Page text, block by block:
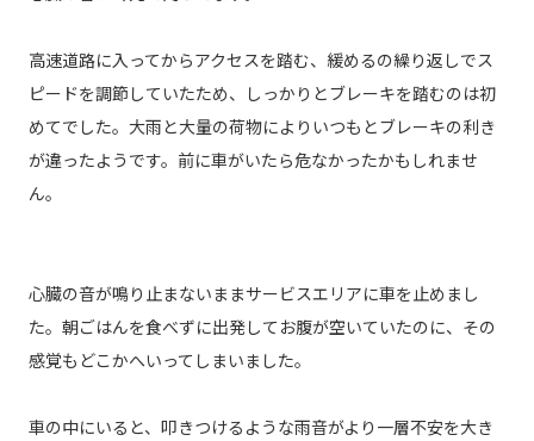
高速道路に入ってからアクセスを踏む、緩めるの繰り返しでス
ピードを調節していたため、しっかりとブレーキを踏むのは初
めてでした。大雨と大量の荷物によりいつもとブレーキの利き
が違ったようです。前に車がいたら危なかったかもしれませ
ん。
心臓の音が鳴り止まないままサービスエリアに車を止めまし
た。朝ごはんを食べずに出発してお腹が空いていたのに、その
感覚もどこかへいってしまいました。
車の中にいると、叩きつけるような雨音がより一層不安を大き